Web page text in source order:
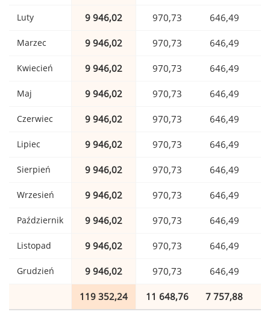
Luty 9 946,02 970,73 646,49
Marzec 9 946,02 970,73 646,49
Kwiecień 9 946,02 970,73 646,49
Maj 9 946,02 970,73 646,49
Czerwiec 9 946,02 970,73 646,49
Lipiec 9 946,02 970,73 646,49
Sierpień 9 946,02 970,73 646,49
Wrzesień 9 946,02 970,73 646,49
Październik 9 946,02 970,73 646,49
Listopad 9 946,02 970,73 646,49
Grudzień 9 946,02 970,73 646,49
119 352,24 11 648,76 7 757,88